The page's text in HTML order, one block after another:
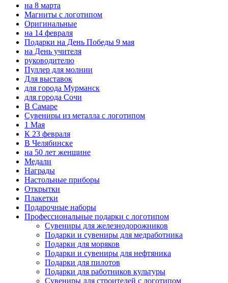
на 8 марта
Магниты с логотипом
Оригинальные
на 14 февраля
Подарки на День Победы 9 мая
на День учителя
руководителю
Пуллер для молнии
Для выставок
для города Мурманск
для города Сочи
В Самаре
Сувениры из металла с логотипом
1 Мая
К 23 февраля
В Челябинске
на 50 лет женщине
Медали
Награды
Настольные приборы
Открытки
Плакетки
Подарочные наборы
Профессиональные подарки с логотипом
Сувениры для железнодорожников
Подарки и сувениры для медработника
Подарки для моряков
Подарки и сувениры для нефтяника
Подарки для пилотов
Подарки для работников культуры
Сувениры для строителей с логотипом